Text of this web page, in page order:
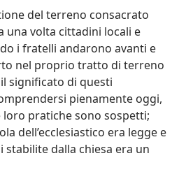
del terreno consacrato
una volta cittadini locali e
i fratelli andarono avanti e
nel proprio tratto di terreno
il significato di questi
pienamente oggi,
loro pratiche sono sospetti;
dell’ecclesiastico era legge e
dalla chiesa era un